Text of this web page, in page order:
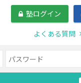
塾ログイン
よくある質問